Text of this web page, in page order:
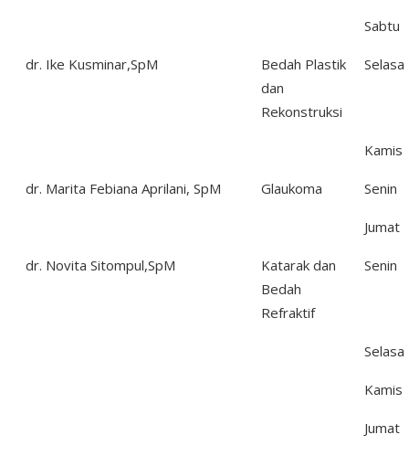
Sabtu
dr. Ike Kusminar,SpM
Bedah Plastik
dan
Rekonstruksi
Selasa
Kamis
dr. Marita Febiana Aprilani, SpM Glaukoma Senin
Jumat
dr. Novita Sitompul,SpM
Katarak dan
Bedah
Refraktif
Senin
Selasa
Kamis
Jumat